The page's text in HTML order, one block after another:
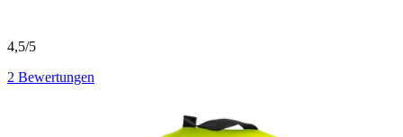
4,5/5
2 Bewertungen